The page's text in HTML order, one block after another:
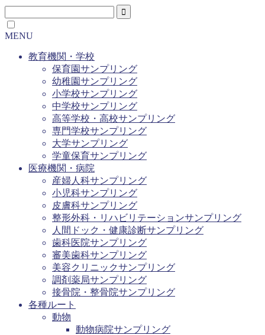
MENU
教育機関・学校
保育園サンプリング
幼稚園サンプリング
小学校サンプリング
中学校サンプリング
高等学校・高校サンプリング
専門学校サンプリング
大学サンプリング
学童保育サンプリング
医療機関・病院
産婦人科サンプリング
小児科サンプリング
皮膚科サンプリング
整形外科・リハビリテーションサンプリング
人間ドック・健康診断サンプリング
歯科医院サンプリング
審美歯科サンプリング
美容クリニックサンプリング
調剤薬局サンプリング
接骨院・整骨院サンプリング
各種ルート
動物
動物病院サンプリング